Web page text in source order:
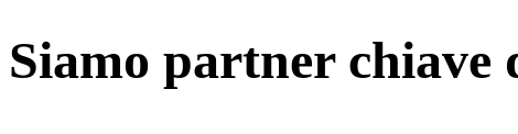
Siamo partner chiave